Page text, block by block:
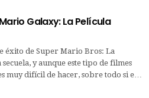
Galaxy: La Película
éxito de Super Mario Bros: La
y aunque este tipo de filmes
muy difícil de hacer, sobre todo si e…